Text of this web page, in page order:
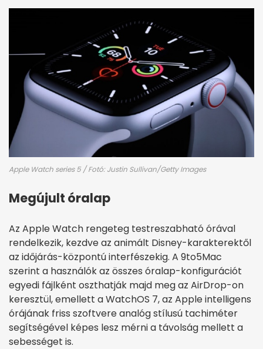
Apple Watch series 5 / Fotó: Justin Sullivan/Getty Images
Megújult óralap
Az Apple Watch rengeteg testreszabható órával
rendelkezik, kezdve az animált Disney-karakterektől
az időjárás-központú interfészekig. A 9to5Mac
szerint a használók az összes óralap-konfigurációt
egyedi fájlként oszthatják majd meg az AirDrop-on
keresztül, emellett a WatchOS 7, az Apple intelligens
órájának friss szoftvere analóg stílusú tachiméter
segítségével képes lesz mérni a távolság mellett a
sebességet is.